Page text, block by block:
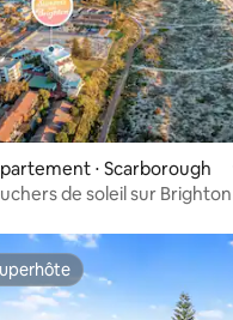
5 sur la base de 8
⋅ Scarborough
de soleil sur Brighton